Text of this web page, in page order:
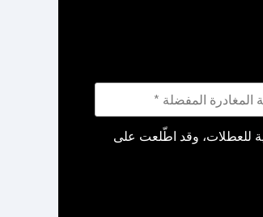
للعطلات، وقد اطّلعت على